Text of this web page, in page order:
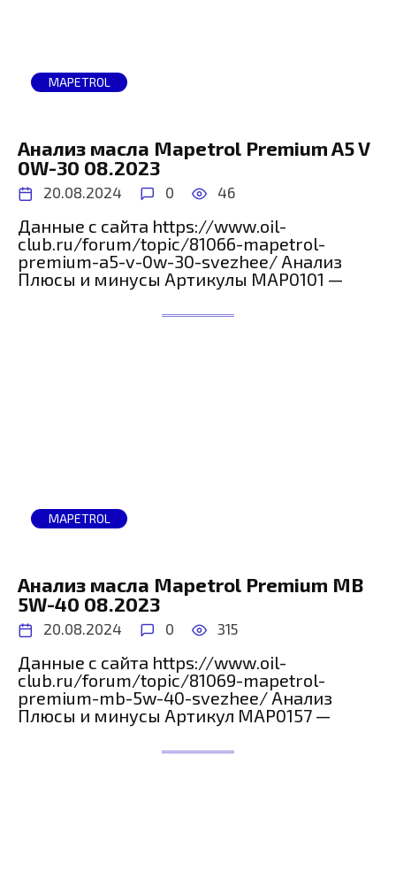
MAPETROL
Анализ масла Mapetrol Premium A5 V
0W-30 08.2023
20.08.2024 0 46
Данные с сайта https://www.oil-
club.ru/forum/topic/81066-mapetrol-
premium-a5-v-0w-30-svezhee/ Анализ
Плюсы и минусы Артикулы MAP0101 —
MAPETROL
Анализ масла Mapetrol Premium MB
5W-40 08.2023
20.08.2024 0 315
Данные с сайта https://www.oil-
club.ru/forum/topic/81069-mapetrol-
premium-mb-5w-40-svezhee/ Анализ
Плюсы и минусы Артикул MAP0157 —